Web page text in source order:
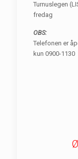
Turnuslegen
fredag
OBS:
Telefonen er
kun 0900-1130